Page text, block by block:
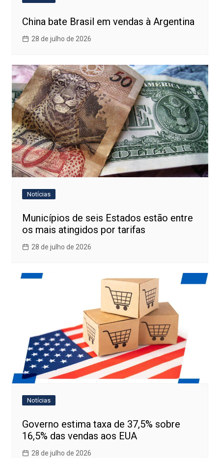
China bate Brasil em vendas à Argentina
28 de julho de 2026
Notícias
Municípios de seis Estados estão entre
os mais atingidos por tarifas
28 de julho de 2026
Notícias
Governo estima taxa de 37,5% sobre
16,5% das vendas aos EUA
28 de julho de 2026